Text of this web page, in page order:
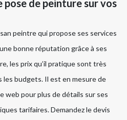
de peinture sur vos
peintre qui propose ses services
bonne réputation grâce à ses
les prix qu’il pratique sont très
les budgets. Il est en mesure de
web pour plus de détails sur ses
tarifaires. Demandez le devis